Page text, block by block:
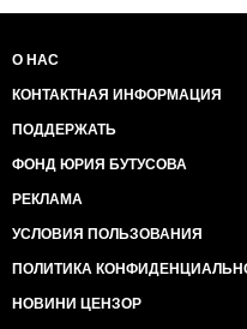
О НАС
КОНТАКТНАЯ ИНФОРМАЦИЯ
ПОДДЕРЖАТЬ
ФОНД ЮРИЯ БУТУСОВА
РЕКЛАМА
УСЛОВИЯ ПОЛЬЗОВАНИЯ
ПОЛИТИКА
НОВИНИ ЦЕНЗОР